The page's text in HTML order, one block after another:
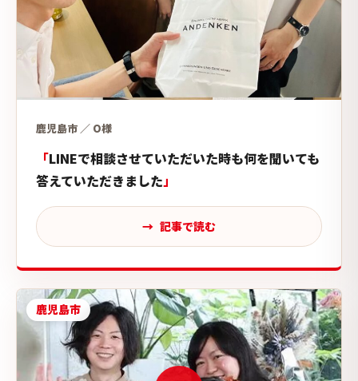
鹿児島市 ／ O様
LINEで相談させていただいた時も何を聞いても
答えていただきました
記事で読む
鹿児島市